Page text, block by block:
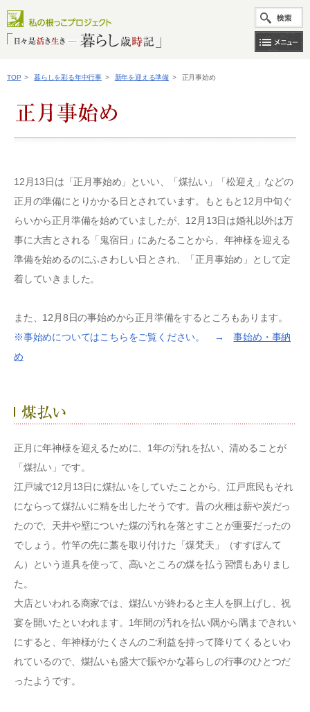
TOP > 暮らしを彩る年中行事 > 新年を迎える準備 > 正月事始め
12月13日は「正月事始め」といい、「煤払い」「松迎え」などの
正月の準備にとりかかる日とされています。もともと12月中旬ぐ
らいから正月準備を始めていましたが、12月13日は婚礼以外は万
事に大吉とされる「鬼宿日」にあたることから、年神様を迎える
準備を始めるのにふさわしい日とされ、「正月事始め」として定
着していきました。
また、12月8日の事始めから正月準備をするところもあります。
※事始めについてはこちらをご覧ください。 →事始め・事納
め
正月に年神様を迎えるために、1年の汚れを払い、清めることが
「煤払い」です。
江戸城で12月13日に煤払いをしていたことから、江戸庶民もそれ
にならって煤払いに精を出したそうです。昔の火種は薪や炭だっ
たので、天井や壁についた煤の汚れを落とすことが重要だったの
でしょう。竹竿の先に藁を取り付けた「煤梵天」（すすぼんて
ん）という道具を使って、高いところの煤を払う習慣もありまし
た。
大店といわれる商家では、煤払いが終わると主人を胴上げし、祝
宴を開いたといわれます。1年間の汚れを払い隅から隅まできれい
にすると、年神様がたくさんのご利益を持って降りてくるといわ
れているので、煤払いも盛大で賑やかな暮らしの行事のひとつだ
ったようです。